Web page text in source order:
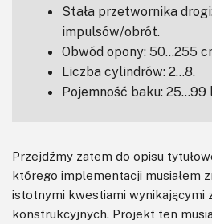
Stała przetwornika
impulsów/obrót.
Obwód opony: 50…255
Liczba cylindrów: 2…8.
Pojemność baku: 25…99
Przejdźmy zatem do opisu
którego implementacji musiałem
istotnymi kwestiami wynikającymi
konstrukcyjnych. Projekt ten